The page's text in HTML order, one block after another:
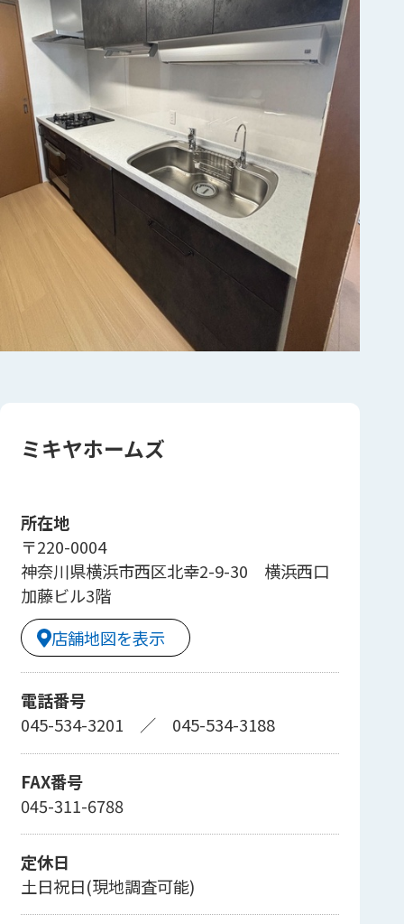
ミキヤホームズ
所在地
〒220-0004
神奈川県横浜市西区北幸2-9-30 横浜西口
加藤ビル3階
店舗地図を表示
電話番号
045-534-3201 ／ 045-534-3188
FAX番号
045-311-6788
定休日
土日祝日(現地調査可能)